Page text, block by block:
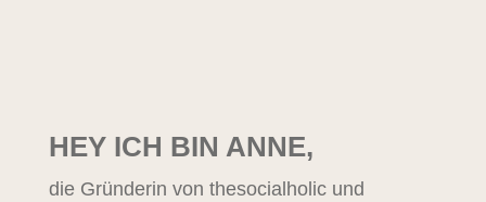
HEY ICH BIN ANNE,
die Gründerin von thesocialholic und